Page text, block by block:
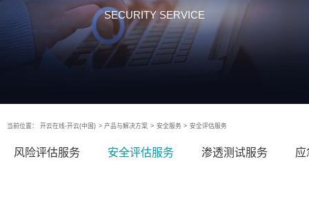
SECURITY SERVICE
当前位置： 开云在线-开云(中国) > 产品与解决方案 > 安全服务 > 安全评估服务
风险评估服务 安全评估服务 渗透测试服务 应